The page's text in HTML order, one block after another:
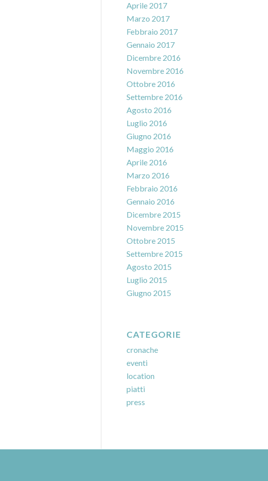
Aprile 2017
Marzo 2017
Febbraio 2017
Gennaio 2017
Dicembre 2016
Novembre 2016
Ottobre 2016
Settembre 2016
Agosto 2016
Luglio 2016
Giugno 2016
Maggio 2016
Aprile 2016
Marzo 2016
Febbraio 2016
Gennaio 2016
Dicembre 2015
Novembre 2015
Ottobre 2015
Settembre 2015
Agosto 2015
Luglio 2015
Giugno 2015
CATEGORIE
cronache
eventi
location
piatti
press